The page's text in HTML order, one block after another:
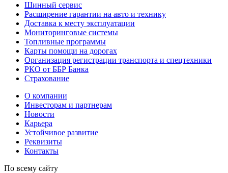
Шинный сервис
Расширение гарантии на авто и технику
Доставка к месту эксплуатации
Мониторинговые системы
Топливные программы
Карты помощи на дорогах
Организация регистрации транспорта и спецтехники
РКО от ББР Банка
Страхование
О компании
Инвесторам и партнерам
Новости
Карьера
Устойчивое развитие
Реквизиты
Контакты
По всему сайту